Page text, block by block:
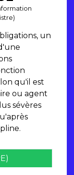
un
qu'il est
ou agent
sévères